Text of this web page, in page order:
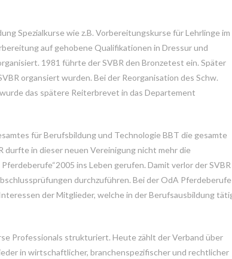
Spezialkurse wie z.B. Vorbereitungskurse für Lehrlinge im
auf gehobene Qualifikationen in Dressur und
1981 führte der SVBR den Bronzetest ein. Später
organsiert wurden. Bei der Reorganisation des Schw.
das spätere Reiterbrevet in das Departement
für Berufsbildung und Technologie BBT die gesamte
durfte in dieser neuen Vereinigung nicht mehr die
ins Leben gerufen. Damit verlor der SVBR
durchzuführen. Bei der OdA Pferdeberufe
der Mitglieder, welche in der Berufsausbildung
Professionals strukturiert. Heute zählt der Verband über
in wirtschaftlicher, branchenspezifischer und rechtlicher